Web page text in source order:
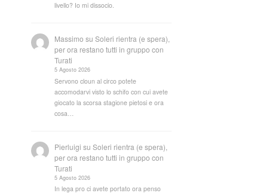
livello? Io mi dissocio.
Massimo suSoleri rientra (e spera),
per ora restano tutti in gruppo con
Turati
5 Agosto 2026
Servono cloun al circo potete
accomodarvi visto lo schifo con cui avete
giocato la scorsa stagione pietosi e ora
cosa…
Pierluigi suSoleri rientra (e spera),
per ora restano tutti in gruppo con
Turati
5 Agosto 2026
In lega pro ci avete portato ora penso